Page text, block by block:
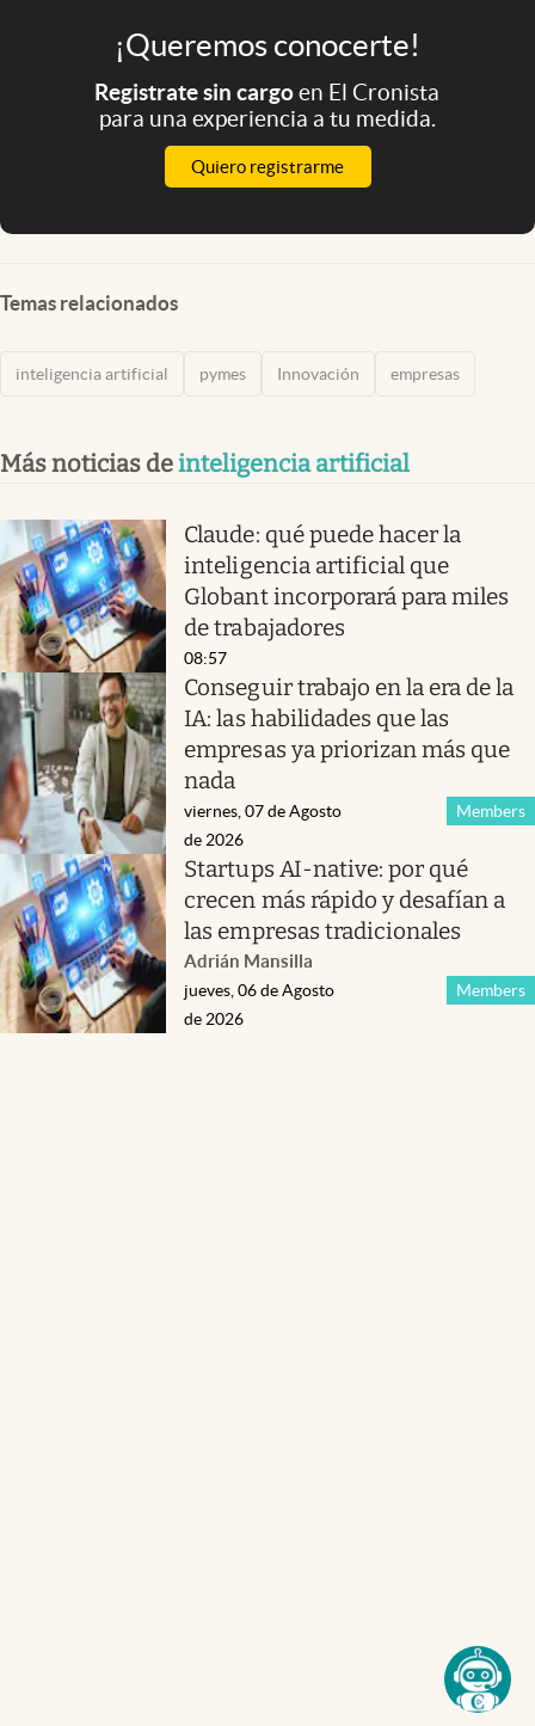
¡Queremos conocerte!
Registrate sin cargoen El Cronista
para una experiencia a tu medida.
Quiero registrarme
Temas relacionados
inteligencia artificial pymes Innovación empresas
Más noticias deinteligencia artificial
Claude: qué puede hacer la
inteligencia artificial que
Globant incorporará para miles
de trabajadores
08:57
Conseguir trabajo en la era de la
IA: las habilidades que las
empresas ya priorizan más que
nada
Members
viernes, 07 de Agosto
de 2026
Startups AI-native: por qué
crecen más rápido y desafían a
las empresas tradicionales
Adrián Mansilla
Members
jueves, 06 de Agosto
de 2026